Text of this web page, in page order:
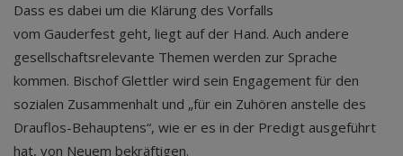
Dass es dabei um die Klärung des Vorfalls
vom Gauderfest geht, liegt auf der Hand. Auch andere
gesellschaftsrelevante Themen werden zur Sprache
kommen. Bischof Glettler wird sein Engagement für den
sozialen Zusammenhalt und „für ein Zuhören anstelle des
Drauflos-Behauptens“, wie er es in der Predigt ausgeführt
hat, von Neuem bekräftigen.